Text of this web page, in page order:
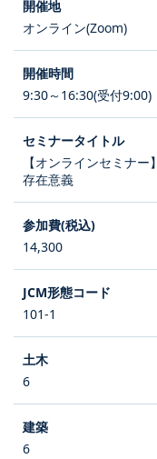
オンライン(Zoom)
9:30～16:30(受付9:00)
【オンラインセミナ
存在意義
14,300
101-1
6
6